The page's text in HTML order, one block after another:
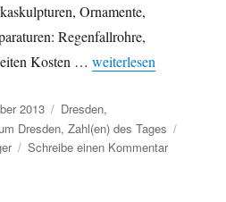
Ornamente,
Regenfallrohre,
Kosten …„Zahlen zur
weiterlesen
2013 Kategorien
Dresden,
Dresden,Zahl(en) des Tages
Schreibe einen Kommentarzu